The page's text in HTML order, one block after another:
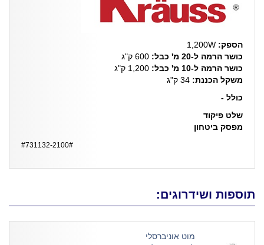
הספק: 1,200W
כושר הרמה ל-20 מ' כבל:
600 ק"ג
כושר הרמה ל-10 מ' כבל:
משקל הכננת: 34 ק"ג
כולל -
שלט פיקוד
מפסק ביטחון
#731132-2100#
תוספות ושידרוגים:
מוט אוניברסלי